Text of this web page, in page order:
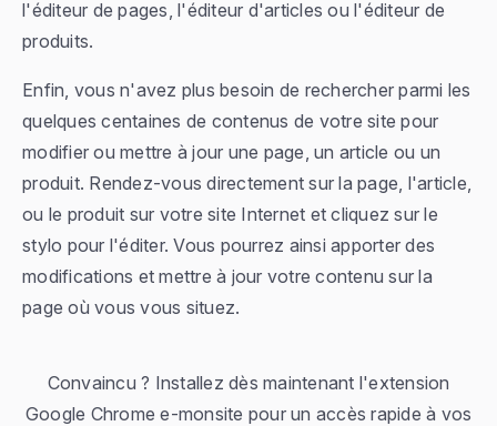
l'éditeur de pages, l'éditeur d'articles ou l'éditeur de
produits.
Enfin, vous n'avez plus besoin de rechercher parmi les
quelques centaines de contenus de votre site pour
modifier ou mettre à jour une page, un article ou un
produit. Rendez-vous directement sur la page, l'article,
ou le produit sur votre site Internet et cliquez sur le
stylo pour l'éditer. Vous pourrez ainsi apporter des
modifications et mettre à jour votre contenu sur la
page où vous vous situez.
Convaincu ? Installez dès maintenant l'extension
Google Chrome e-monsite pour un accès rapide à vos